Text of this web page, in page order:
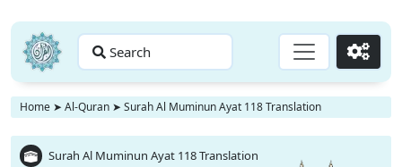
Search Go
Home ➤ Al-Quran ➤ Surah Al Muminun Ayat 118 Translation
Surah Al Muminun Ayat 118 Translation